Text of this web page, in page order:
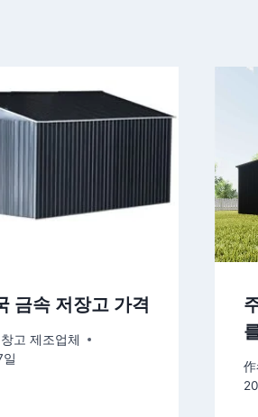
금속 저장고 가격
고 제조업체